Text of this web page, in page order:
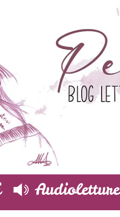
Audioletture